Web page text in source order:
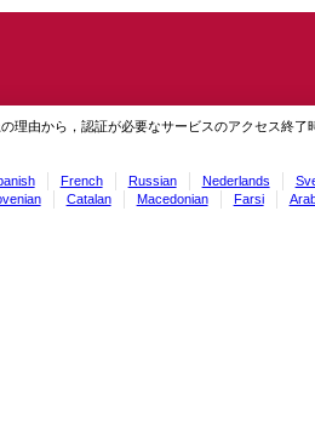
理由から，認証が必要なサービスのアクセス終
French Russian Nederlands
Catalan Macedonian Farsi